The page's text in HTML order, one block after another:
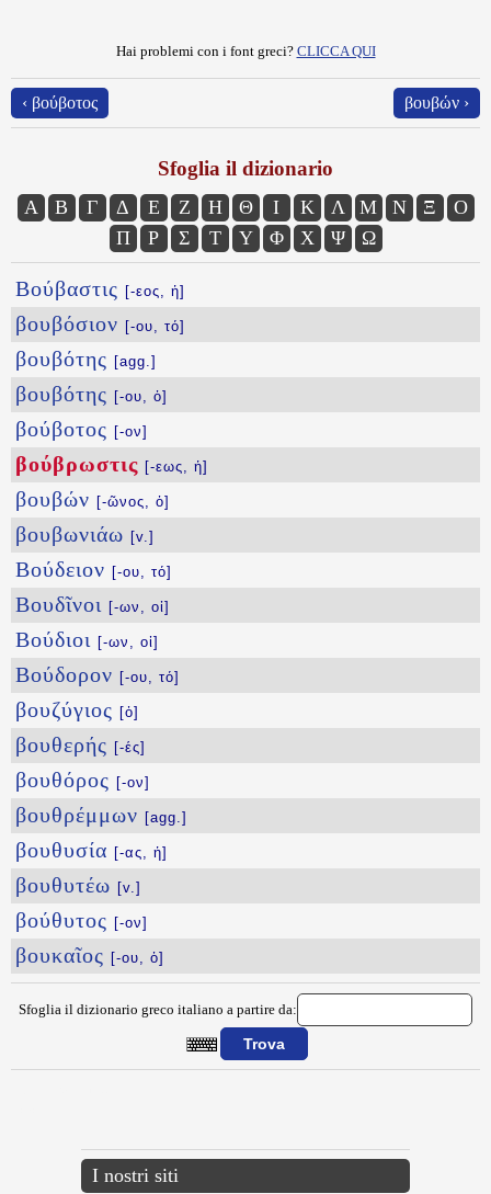
Hai problemi con i font greci? CLICCA QUI
‹ βούβοτος βουβών ›
Sfoglia il dizionario
Α Β Γ Δ Ε Ζ Η Θ Ι Κ Λ Μ Ν Ξ
Ο
Π
Ρ Σ Τ Υ Φ Χ Ψ Ω
Βούβαστις [-εος, ἡ]
βουβόσιον [-ου, τό]
βουβότης [agg.]
βουβότης [-ου, ὁ]
βούβοτος [-ον]
βούβρωστις [-εως, ἡ]
βουβών [-ῶνος, ὁ]
βουβωνιάω [v.]
Βούδειον [-ου, τό]
Βουδῖνοι [-ων, οἱ]
Βούδιοι [-ων, οἱ]
Βούδορον [-ου, τό]
βουζύγιος [ὁ]
βουθερής [-ές]
βουθόρος [-ον]
βουθρέμμων [agg.]
βουθυσία [-ας, ἡ]
βουθυτέω [v.]
βούθυτος [-ον]
βουκαῖος [-ου, ὁ]
Sfoglia il dizionario greco italiano a partire da:
I nostri siti